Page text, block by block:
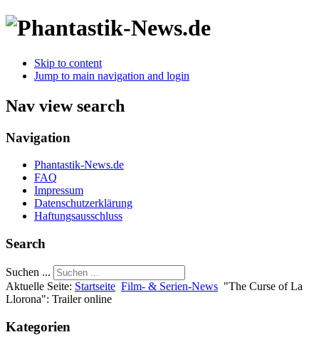
Skip to content
Jump to main navigation and login
Nav view search
Navigation
Phantastik-News.de
FAQ
Impressum
Datenschutzerklärung
Haftungsausschluss
Search
Suchen ...
Aktuelle Seite: Startseite Film- & Serien-News "The Curse of La
Llorona": Trailer online
Kategorien